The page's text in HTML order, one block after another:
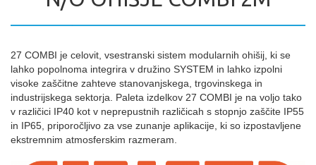
27 COMBI je celovit, vsestranski sistem modularnih ohišij, ki se
lahko popolnoma integrira v družino SYSTEM in lahko izpolni
visoke zaščitne zahteve stanovanjskega, trgovinskega in
industrijskega sektorja. Paleta izdelkov 27 COMBI je na voljo tako
v različici IP40 kot v neprepustnih različicah s stopnjo zaščite IP55
in IP65, priporočljivo za vse zunanje aplikacije, ki so izpostavljene
ekstremnim atmosferskim razmeram.